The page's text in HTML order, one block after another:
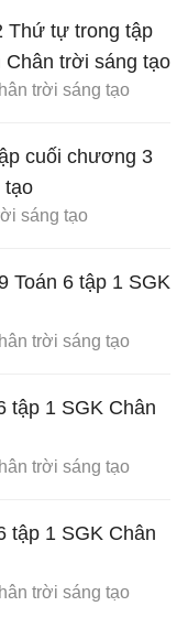
Thứ tự trong tập
Chân trời sáng tạo
trời sáng tạo
cuối chương 3
tạo
sáng tạo
Toán 6 tập 1 SGK
trời sáng tạo
tập 1 SGK Chân
trời sáng tạo
tập 1 SGK Chân
trời sáng tạo